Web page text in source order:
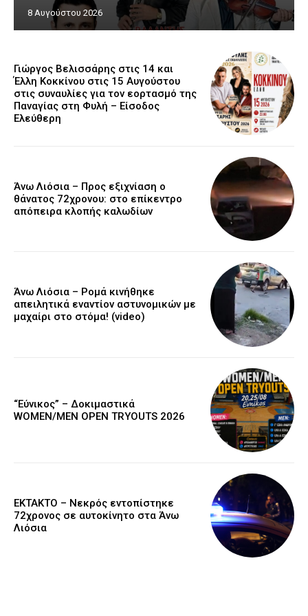
8 Αυγούστου 2026
Γιώργος Βελισσάρης στις 14 και
Έλλη Κοκκίνου στις 15 Αυγούστου
στις συναυλίες για τον εορτασμό της
Παναγίας στη Φυλή – Είσοδος
Ελεύθερη
Άνω Λιόσια – Προς εξιχνίαση ο
θάνατος 72χρονου: στο επίκεντρο
απόπειρα κλοπής καλωδίων
Άνω Λιόσια – Ρομά κινήθηκε
απειλητικά εναντίον αστυνομικών με
μαχαίρι στο στόμα! (video)
“Εύνικος” – Δοκιμαστικά
WOMEN/MEN OPEN TRYOUTS 2026
EKTAKTO – Νεκρός εντοπίστηκε
72χρονος σε αυτοκίνητο στα Άνω
Λιόσια